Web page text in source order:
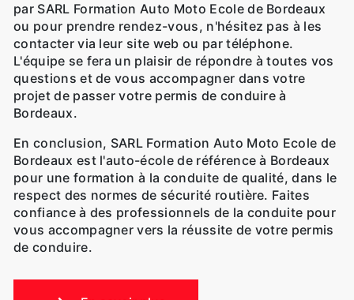
par SARL Formation Auto Moto Ecole de Bordeaux
ou pour prendre rendez-vous, n'hésitez pas à les
contacter via leur site web ou par téléphone.
L'équipe se fera un plaisir de répondre à toutes vos
questions et de vous accompagner dans votre
projet de passer votre permis de conduire à
Bordeaux.
En conclusion, SARL Formation Auto Moto Ecole de
Bordeaux est l'auto-école de référence à Bordeaux
pour une formation à la conduite de qualité, dans le
respect des normes de sécurité routière. Faites
confiance à des professionnels de la conduite pour
vous accompagner vers la réussite de votre permis
de conduire.